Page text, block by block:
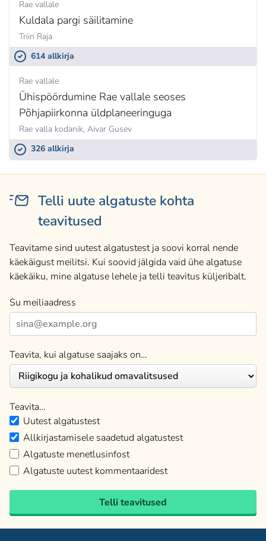
Rae vallale
Kuldala pargi säilitamine
Triin Raja
614 allkirja
Rae vallale
Ühispöördumine Rae vallale seoses
Põhjapiirkonna üldplaneeringuga
Rae valla kodanik, Aivar Gusev
326 allkirja
Telli uute algatuste kohta
teavitused
Teavitame sind uutest algatustest ja soovi korral nende
käekäigust meilitsi. Kui soovid jälgida vaid ühe algatuse
käekäiku, mine algatuse lehele ja telli teavitus küljeribalt.
Su meiliaadress
Teavita, kui algatuse saajaks on…
Teavita…
Uutest algatustest
Allkirjastamisele saadetud algatustest
Algatuste menetlusinfost
Algatuste uutest kommentaaridest
Telli teavitused